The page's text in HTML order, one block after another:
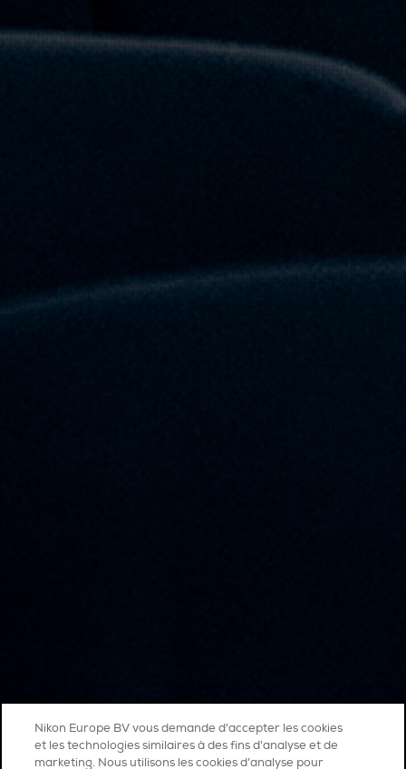
Nikon Europe BV vous demande d'accepter les cookies
et les technologies similaires à des fins d'analyse et de
marketing. Nous utilisons les cookies d’analyse pour